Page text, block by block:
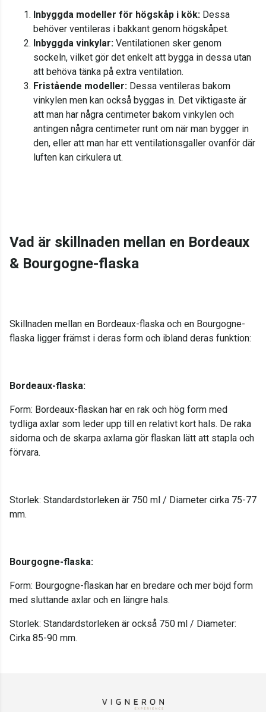
Inbyggda modeller för högskåp i kök: Dessa
behöver ventileras i bakkant genom högskåpet.
Inbyggda vinkylar: Ventilationen sker genom
sockeln, vilket gör det enkelt att bygga in dessa utan
att behöva tänka på extra ventilation.
Fristående modeller: Dessa ventileras bakom
vinkylen men kan också byggas in. Det viktigaste är
att man har några centimeter bakom vinkylen och
antingen några centimeter runt om när man bygger in
den, eller att man har ett ventilationsgaller ovanför där
luften kan cirkulera ut.
Vad är skillnaden mellan en Bordeaux
& Bourgogne-flaska
Skillnaden mellan en Bordeaux-flaska och en Bourgogne-
flaska ligger främst i deras form och ibland deras funktion:
Bordeaux-flaska:
Form: Bordeaux-flaskan har en rak och hög form med
tydliga axlar som leder upp till en relativt kort hals. De raka
sidorna och de skarpa axlarna gör flaskan lätt att stapla och
förvara.
Storlek: Standardstorleken är 750 ml / Diameter cirka 75-77
mm.
Bourgogne-flaska:
Form: Bourgogne-flaskan har en bredare och mer böjd form
med sluttande axlar och en längre hals.
Storlek: Standardstorleken är också 750 ml / Diameter:
Cirka 85-90 mm.